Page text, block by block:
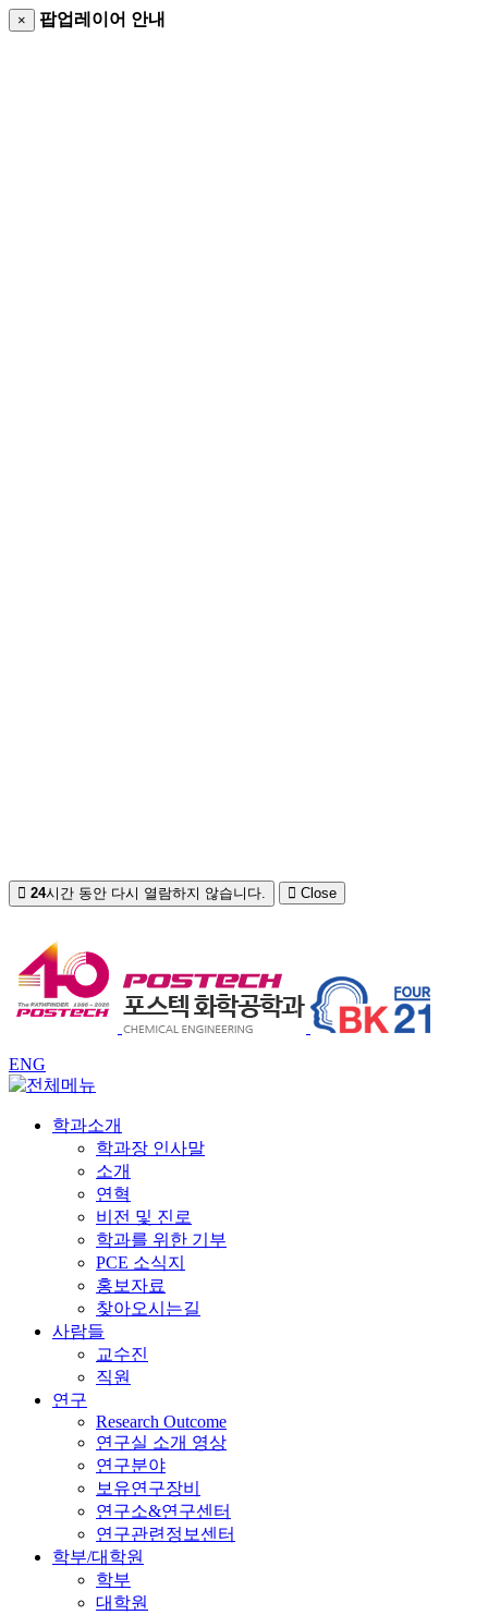
× 팝업레이어 안내
24시간 동안 다시 열람하지 않습니다. Close
ENG
학과소개
학과장 인사말
소개
연혁
비전 및 진로
학과를 위한 기부
PCE 소식지
홍보자료
찾아오시는길
사람들
교수진
직원
연구
Research Outcome
연구실 소개 영상
연구분야
보유연구장비
연구소&연구센터
연구관련정보센터
학부/대학원
학부
대학원